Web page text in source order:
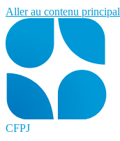
Aller au contenu principal
CFPJ